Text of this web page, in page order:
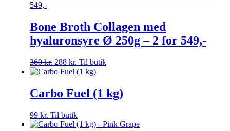
Bone Broth Collagen med
hyaluronsyre Ø 250g – 2 for 549,-
360kr. Den
oprindelige
360 kr..
288 kr. Den
aktuelle
288 kr..
Til butik
Carbo Fuel (1 kg)
99 kr. Til butik